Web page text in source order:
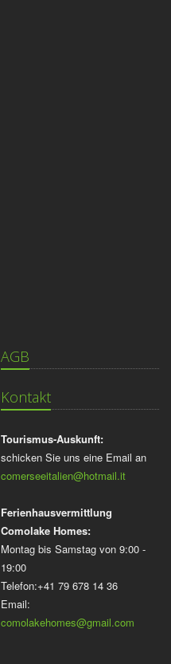
AGB
Kontakt
Tourismus-Auskunft:
schicken Sie uns eine Email an
comerseeitalien@hotmail.it
Ferienhausvermittlung
Comolake Homes:
Montag bis Samstag von 9:00 -
19:00
Telefon:+41 79 678 14 36
Email:
comolakehomes@gmail.com